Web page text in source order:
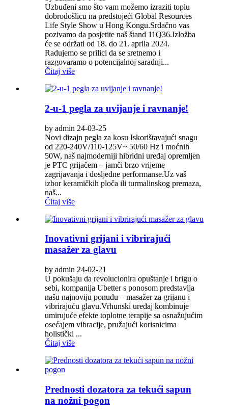
Uzbuđeni smo što vam možemo izraziti toplu
dobrodošlicu na predstojeći Global Resources
Life Style Show u Hong Kongu.Srdačno vas
pozivamo da posjetite naš štand 11Q36.Izložba
će se održati od 18. do 21. aprila 2024.
Radujemo se prilici da se sretnemo i
razgovaramo o potencijalnoj saradnji...
Čitaj više
2-u-1 pegla za uvijanje i ravnanje!
by admin 24-03-25
Novi dizajn pegla za kosu Iskorištavajući snagu
od 220-240V/110-125V~ 50/60 Hz i moćnih
50W, naš najmoderniji hibridni uređaj opremljen
je PTC grijačem – jamči brzo vrijeme
zagrijavanja i dosljedne performanse.Uz vaš
izbor keramičkih ploča ili turmalinskog premaza,
naš...
Čitaj više
Inovativni grijani i vibrirajući
masažer za glavu
by admin 24-02-21
U pokušaju da revolucionira opuštanje i brigu o
sebi, kompanija Ubetter s ponosom predstavlja
našu najnoviju ponudu – masažer za grijanu i
vibrirajuću glavu.Vrhunski uređaj kombinuje
umirujuće efekte toplotne terapije sa osnažujućim
osećajem vibracije, pružajući korisnicima
holistički ...
Čitaj više
Prednosti dozatora za tekući sapun
na nožni pogon